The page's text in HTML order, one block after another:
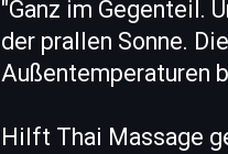
"Ganz im Gegenteil.
der prallen Sonne.
Außentemperaturen
Hilft Thai Massage